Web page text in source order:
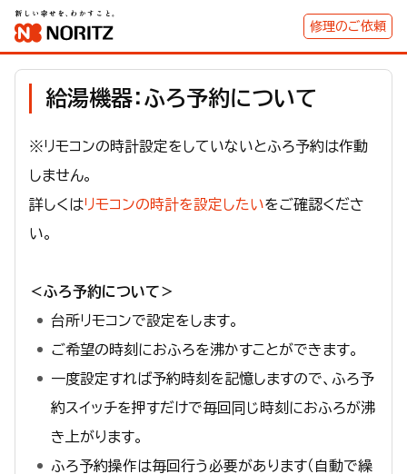
修理のご依頼
給湯機器：ふろ予約について
※リモコンの時計設定をしていないとふろ予約は作動
しません。
詳しくはリモコンの時計を設定したいをご確認くださ
い。
＜ふろ予約について＞
台所リモコンで設定をします。
ご希望の時刻におふろを沸かすことができます。
一度設定すれば予約時刻を記憶しますので、ふろ予
約スイッチを押すだけで毎回同じ時刻におふろが沸
き上がります。
ふろ予約操作は毎回行う必要があります（自動で繰